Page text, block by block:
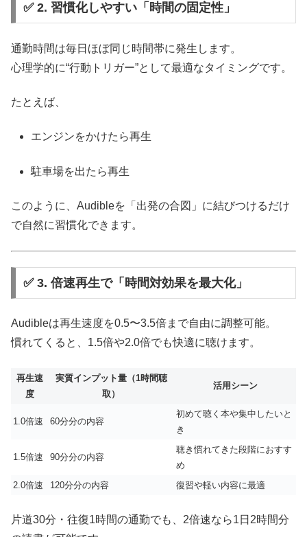
✅ 2. 習慣化しやすい「時間の固定性」
通勤時間は毎日ほぼ同じ時間帯に発生します。
心理学的に“行動トリガー”として最適なタイミングです。
たとえば、
エンジンをかけたら再生
駐車場を出たら再生
このように、Audibleを「出発の合図」に結びつけるだけ
で自然に習慣化できます。
✅ 3. 倍速再生で「時間対効果を最大化」
Audibleは再生速度を0.5〜3.5倍まで自由に調整可能。
慣れてくると、1.5倍や2.0倍でも快適に聴けます。
再生速
度
実質インプット量（1時間聴
取）
活用シーン
1.0倍速 60分分の内容
初めて聴く本や集中したいと
き
1.5倍速 90分分の内容
聴き慣れてきた段階におすす
め
2.0倍速
120分分の内容 復習や軽い内容に最適
片道30分・往復1時間の通勤でも、2倍速なら1日2時間分